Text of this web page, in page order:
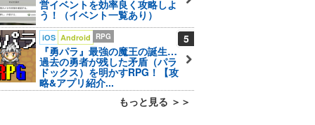
営イベントを効率良く攻略しよ
う！（イベント一覧あり）
5
iOS Android RPG
『勇パラ』最強の魔王の誕生…
過去の勇者が残した矛盾（パラ
ドックス）を明かすRPG！【攻
略&アプリ紹介...
もっと見る ＞＞